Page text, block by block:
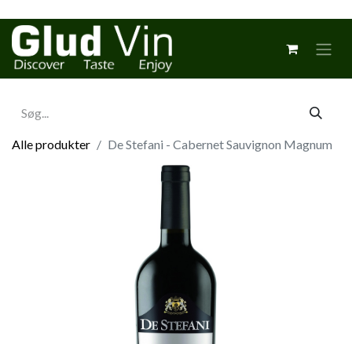
Alle produkter De Stefani - Cabernet Sauvignon Magnum